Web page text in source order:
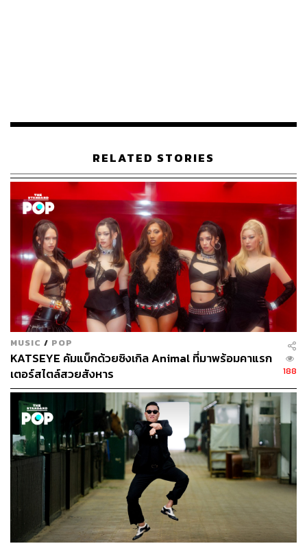
RELATED STORIES
MUSIC / POP
KATSEYE คัมแบ็กด้วยซิงเกิล Animal ที่มาพร้อมคาแรก
เตอร์สไตล์สวยสังหาร
188